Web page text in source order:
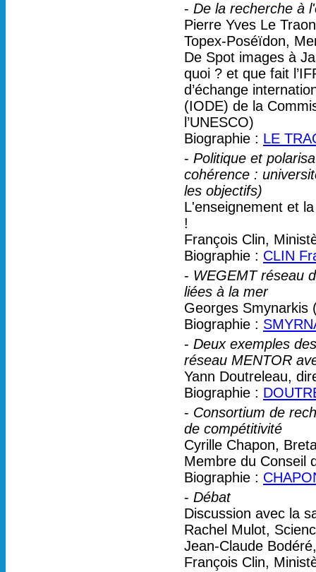
- De la recherche à
Pierre Yves Le
Topex-Poséïdon,
De Spot images à
quoi ? et que fait
d’échange
(IODE) de la
l’UNESCO)
Biographie : LE
- Politique et
cohérence :
les objectifs)
L'enseignement et
!
François Clin,
Biographie : CLIN
- WEGEMT réseau
liées à la mer
Georges Smynarkis
Biographie :
- Deux exemples
réseau MENTOR
Yann Doutreleau,
Biographie :
- Consortium de
de compétitivité
Cyrille Chapon,
Membre du Conseil
Biographie :
- Débat
Discussion avec la
Rachel Mulot,
Jean-Claude
François Clin,